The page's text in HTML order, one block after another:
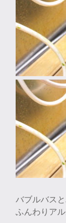
バブルバス
ふんわりア